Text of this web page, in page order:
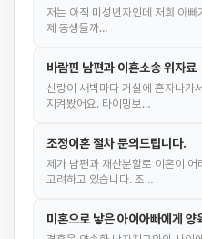
저는 아직 미성년자인데 저희 아
제 동생들까…
바람핀 남편과 이혼소송 위자료
신랑이 새벽마다 거실에 혼자나가
지켜봤어요. 타이밍보…
조정이혼 절차 문의드립니다.
제가 남편과 재산분할로 이혼이
고려하고 있습니다. 조…
미혼으로 낳은 아이아빠에게 양